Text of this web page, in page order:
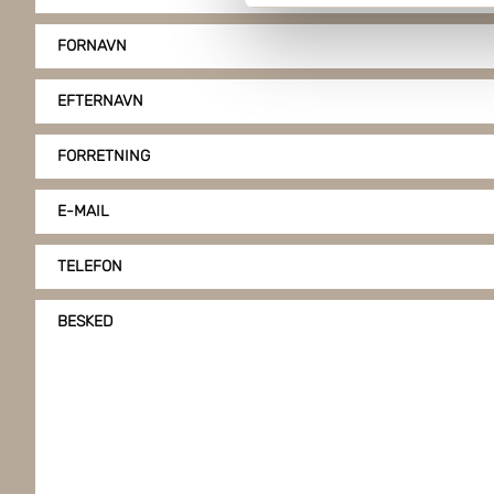
på vores hjemmeside, giver
FORNAVN
EFTERNAVN
FORRETNING
E-MAIL
TELEFON
BESKED